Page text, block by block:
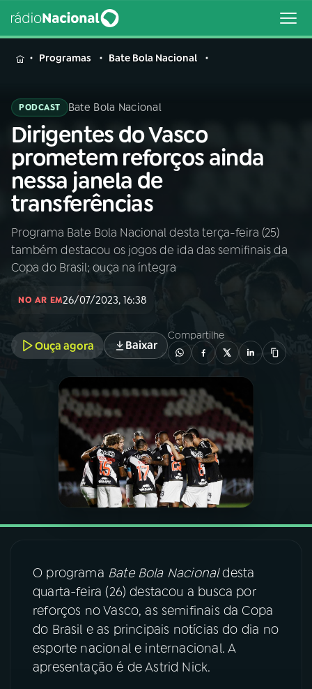
MENU
Buscar
na
Rádio
Nacional
Buscar
AO VIVO
01 INÍCIO
02A RÁDIO
03PROGRAMAÇÃO
PROGRAMAS
PODCASTS
VIDEOCASTS
07ÚLTIMAS
08FESTIVAL DE MÚSICA
ACOMPANHE A RÁDIO NACIONAL
YouTube Facebook
Programas Bate Bola Nacional
PODCAST Bate Bola Nacional
Dirigentes do Vasco
prometem reforços ainda
nessa janela de
transferências
Programa Bate Bola Nacional desta terça-feira (25)
também destacou os jogos de ida das semifinais da
Copa do Brasil; ouça na íntegra
NO AR EM26/07/2023, 16:38
Ouça agora Baixar
Compartilhe
O programa Bate Bola Nacionaldesta
quarta-feira (26) destacou a busca por
reforços no Vasco, as semifinais da Copa
do Brasil e as principais notícias do dia no
esporte nacional e internacional. A
apresentação é de Astrid Nick.